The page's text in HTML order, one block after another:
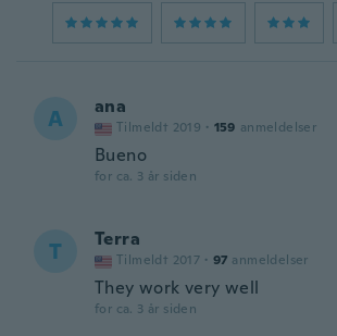
A ana
Tilmeldt 2019 · 159 anmeldelser
Bueno
for ca. 3 år siden
T Terra
Tilmeldt 2017 · 97 anmeldelser
They work very well
for ca. 3 år siden